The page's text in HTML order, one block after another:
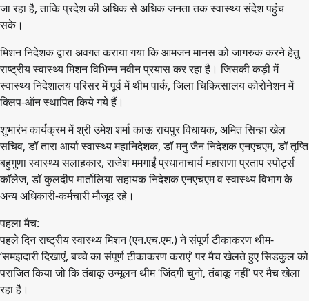
जा रहा है, ताकि प्रदेश की अधिक से अधिक जनता तक स्वास्थ्य संदेश पहुंच
सके।
मिशन निदेशक द्वारा अवगत कराया गया कि आमजन मानस को जागरुक करने हेतु
राष्ट्रीय स्वास्थ्य मिशन विभिन्न नवीन प्रयास कर रहा है। जिसकी कड़ी में
स्वास्थ्य निदेशालय परिसर में पूर्व में थीम पार्क, जिला चिकित्सालय कोरोनेशन में
क्लिप-ऑन स्थापित किये गये हैं।
शुभारंभ कार्यक्रम में श्री उमेश शर्मा काऊ रायपुर विधायक, अमित सिन्हा खेल
सचिव, डॉ तारा आर्या स्वास्थ्य महानिदेशक, डॉ मनु जैन निदेशक एनएचएम, डॉ तृप्ति
बहुगुणा स्वास्थ्य सलाहकार, राजेश ममगाईं प्रधानाचार्य महाराणा प्रताप स्पोर्ट्स
कॉलेज, डॉ कुलदीप मार्तोलिया सहायक निदेशक एनएचएम व स्वास्थ्य विभाग के
अन्य अधिकारी-कर्मचारी मौजूद रहे।
पहला मैच:
पहले दिन राष्ट्रीय स्वास्थ्य मिशन (एन.एच.एम.) ने संपूर्ण टीकाकरण थीम-
‘समझदारी दिखाएं, बच्चे का संपूर्ण टीकाकरण कराएं’ पर मैच खेलते हुए सिडकुल को
पराजित किया जो कि तंबाकू उन्मूलन थीम ‘जिंदगी चुनो, तंबाकू नहीं’ पर मैच खेला
रहा है।